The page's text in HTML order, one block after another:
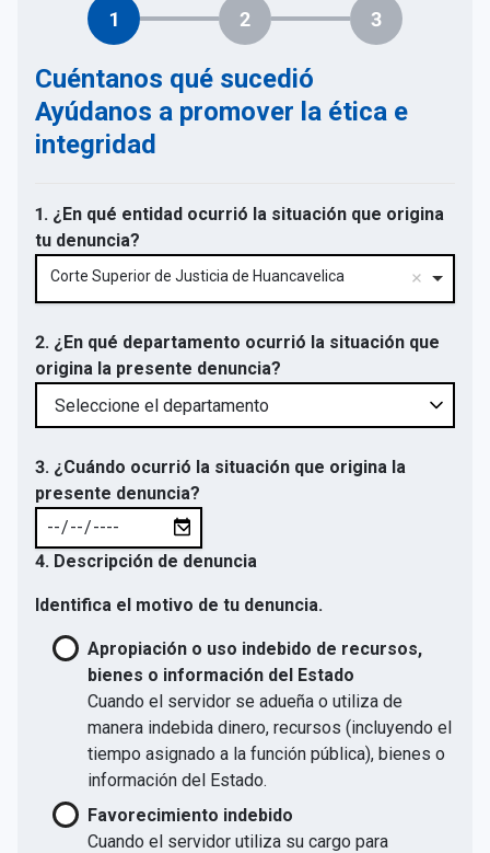
1 2 3
Cuéntanos qué sucedió
Ayúdanos a promover la ética e
integridad
1. ¿En qué entidad ocurrió la situación que origina
tu denuncia?
Corte Superior de Justicia de Huancavelica
2. ¿En qué departamento ocurrió la situación que
origina la presente denuncia?
3. ¿Cuándo ocurrió la situación que origina la
presente denuncia?
4. Descripción de denuncia
Identifica el motivo de tu denuncia.
Apropiación o uso indebido de recursos,
bienes o información del Estado
Cuando el servidor se adueña o utiliza de
manera indebida dinero, recursos (incluyendo el
tiempo asignado a la función pública), bienes o
información del Estado.
Favorecimiento indebido
Cuando el servidor utiliza su cargo para